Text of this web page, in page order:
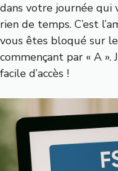
dans votre journée qui
rien de temps. C’est
vous êtes bloqué sur
commençant par « A
facile d’accès !